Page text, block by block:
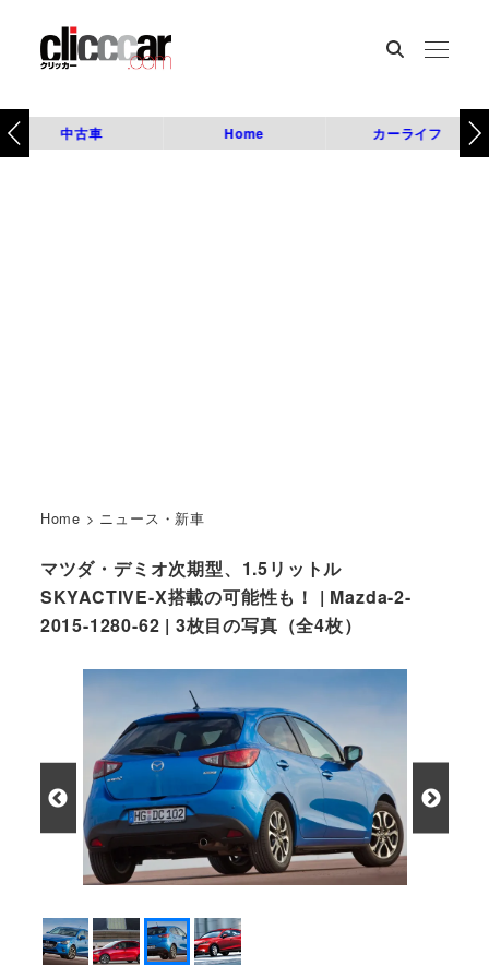
中古車 Home カーライフ
Home > ニュース・新車
マツダ・デミオ次期型、1.5リットル
SKYACTIVE-X搭載の可能性も！ | Mazda-2-
2015-1280-62 | 3枚目の写真（全4枚）